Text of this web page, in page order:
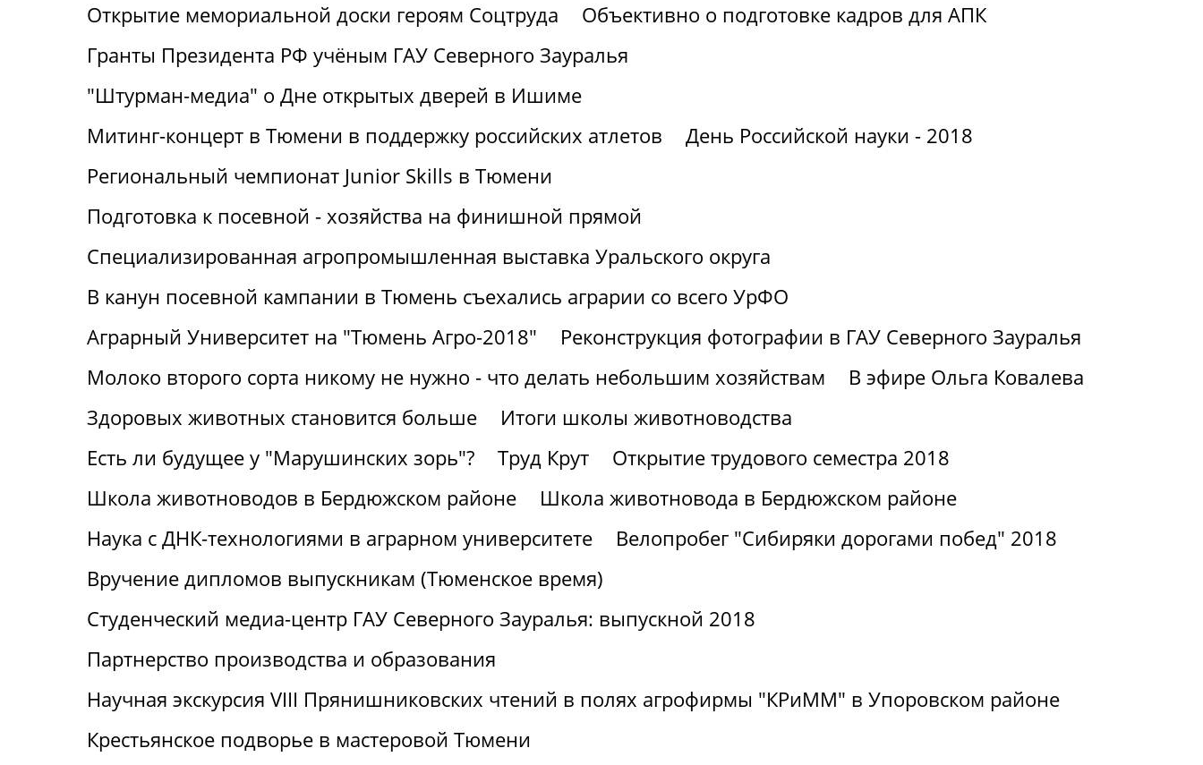
Открытие мемориальной доски героям Соцтруда
Объективно о подготовке кадров для АПК
Гранты Президента РФ учёным ГАУ Северного Зауралья
"Штурман-медиа" о Дне открытых дверей в Ишиме
Митинг-концерт в Тюмени в поддержку российских атлетов
День Российской науки - 2018
Региональный чемпионат Junior Skills в Тюмени
Подготовка к посевной - хозяйства на финишной прямой
Специализированная агропромышленная выставка Уральского округа
В канун посевной кампании в Тюмень съехались аграрии со всего УрФО
Аграрный Университет на "Тюмень Агро-2018"
Реконструкция фотографии в ГАУ Северного Зауралья
Молоко второго сорта никому не нужно - что делать небольшим хозяйствам
В эфире Ольга Ковалева
Здоровых животных становится больше
Итоги школы животноводства
Есть ли будущее у "Марушинских зорь"?
Труд Крут
Открытие трудового семестра 2018
Школа животноводов в Бердюжском районе
Школа животновода в Бердюжском районе
Наука с ДНК-технологиями в аграрном университете
Велопробег "Сибиряки дорогами побед" 2018
Вручение дипломов выпускникам (Тюменское время)
Студенческий медиа-центр ГАУ Северного Зауралья: выпускной 2018
Партнерство производства и образования
Научная экскурсия VIII Прянишниковских чтений в полях агрофирмы "КРиММ" в Упоровском районе
Крестьянское подворье в мастеровой Тюмени